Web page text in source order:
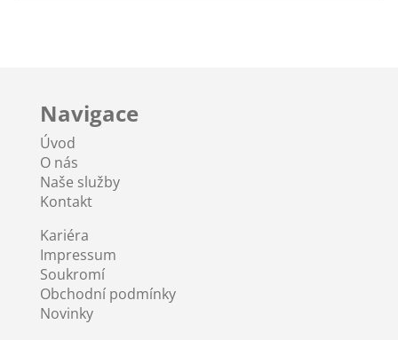
Navigace
Úvod
O nás
Naše služby
Kontakt
Kariéra
Impressum
Soukromí
Obchodní podmínky
Novinky